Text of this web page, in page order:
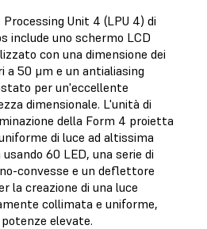
Unit 4 (LPU 4) di
include uno schermo LCD
con una dimensione dei
a 50 μm e un antialiasing
per un'eccellente
dimensionale. L'unità di
della Form 4 proietta
di luce ad altissima
60 LED, una serie di
convesse e un deflettore
la creazione di una luce
collimata e uniforme,
elevate.